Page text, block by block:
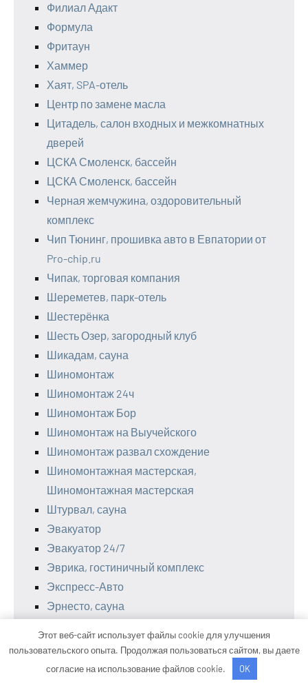
Филиал Адакт
Формула
Фритаун
Хаммер
Хаят, SPA-отель
Центр по замене масла
Цитадель, салон входных и межкомнатных
дверей
ЦСКА Смоленск, бассейн
ЦСКА Смоленск, бассейн
Черная жемчужина, оздоровительный
комплекс
Чип Тюнинг, прошивка авто в Евпатории от
Pro-chip.ru
Чипак, торговая компания
Шереметев, парк-отель
Шестерёнка
Шесть Озер, загородный клуб
Шикадам, сауна
Шиномонтаж
Шиномонтаж 24ч
Шиномонтаж Бор
Шиномонтаж на Выучейского
Шиномонтаж развал схождение
Шиномонтажная мастерская,
Шиномонтажная мастерская
Штурвал, сауна
Эвакуатор
Эвакуатор 24/7
Эврика, гостиничный комплекс
Экспресс-Авто
Эрнесто, сауна
Юнион-электролюкс, автомойка
Этот веб-сайт использует файлы cookie для улучшения
пользовательского опыта. Продолжая пользоваться сайтом, вы даете
согласие на использование файлов cookie.
OK